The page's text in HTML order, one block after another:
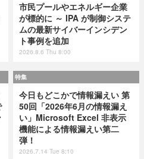
市民プールやエネルギー企業
が標的に ～ IPA が制御システ
ムの最新サイバーインシデン
ト事例を追加
2026.8.6 Thu 8:00
特集
今日もどこかで情報漏えい 第
50回「2026年6月の情報漏え
い」Microsoft Excel 非表示
機能による情報漏えい第二
弾！
2026.7.14 Tue 8:10